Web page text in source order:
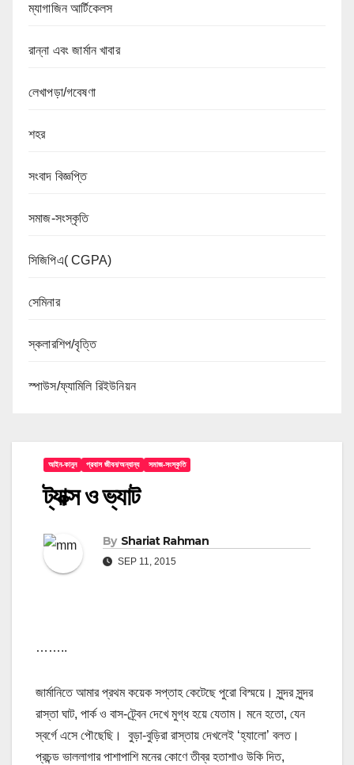
ম্যাগাজিন আর্টিকেলস
রান্না এবং জার্মান খাবার
লেখাপড়া/গবেষণা
শহর
সংবাদ বিজ্ঞপ্তি
সমাজ-সংস্কৃতি
সিজিপিএ( CGPA)
সেমিনার
স্কলারশিপ/বৃত্তি
স্পাউস/ফ্যামিলি রিইউনিয়ন
আইন-কানুন প্রবাস জীবন/অন্যান্য সমাজ-সংস্কৃতি
ট্যাক্স ও ভ্যাট
By Shariat Rahman
SEP 11, 2015
……..
জার্মানিতে আমার প্রথম কয়েক সপ্তাহ কেটেছে পুরো বিস্ময়ে। সুন্দর সুন্দর
রাস্তা ঘাট, পার্ক ও বাস-ট্র্বেন দেখে মুগ্ধ হয়ে যেতাম। মনে হতো, যেন
স্বর্গে এসে পৌছেছি। বুড়া-বুড়িরা রাস্তায় দেখলেই ‘হ্যালো’ বলত।
প্রচন্ড ভাললাগার পাশাপাশি মনের কোণে তীব্র হতাশাও উকি দিত,